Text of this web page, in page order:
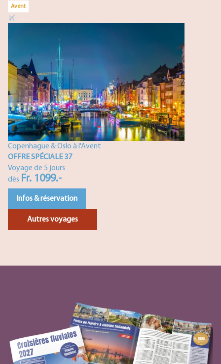
Avent
Copenhague & Oslo à l'Avent
OFFRE SPÉCIALE 37
Voyage de 5 jours
dès Fr. 1099.-
Infos & réservation
Autres voyages